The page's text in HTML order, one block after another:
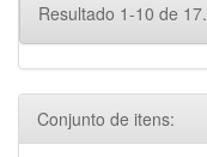
Resultado 1-10 de 17.
Conjunto de itens: